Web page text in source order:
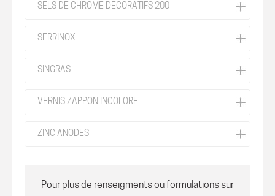
SELS DE CHROME DÉCORATIFS 200
SERRINOX
SINGRAS
VERNIS ZAPPON INCOLORE
ZINC ANODES
Pour plus de renseigments ou formulations sur